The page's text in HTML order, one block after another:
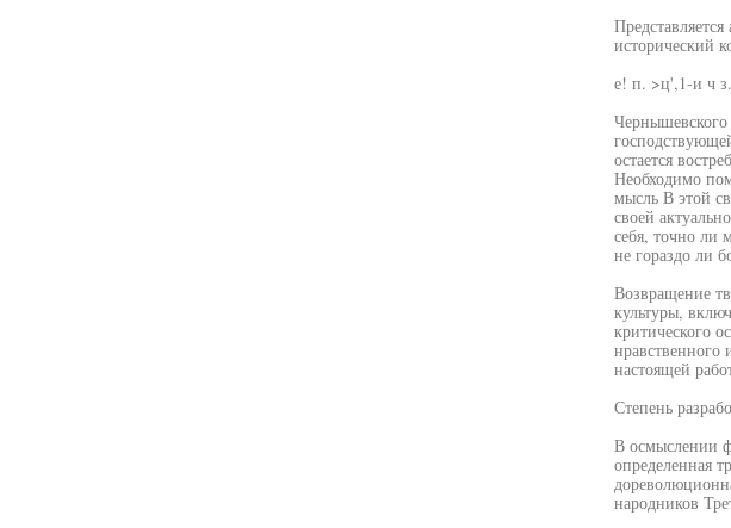
исторический
е! п. >ц',1-и ч
Чернышевского
остается
Необходимо
мысль В этой
своей
себя, точно ли
не гораздо ли
Возвращение
культуры,
критического
нравственного
настоящей
Степень
В осмыслении
определенная
народников